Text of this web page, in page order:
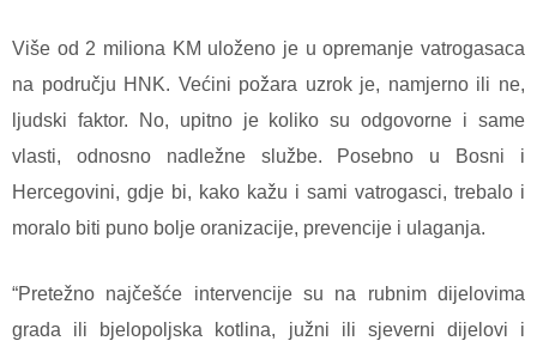
Više od 2 miliona KM uloženo je u opremanje vatrogasaca
na području HNK. Većini požara uzrok je, namjerno ili ne,
ljudski faktor. No, upitno je koliko su odgovorne i same
vlasti, odnosno nadležne službe. Posebno u Bosni i
Hercegovini, gdje bi, kako kažu i sami vatrogasci, trebalo i
moralo biti puno bolje oranizacije, prevencije i ulaganja.
“Pretežno najčešće intervencije su na rubnim dijelovima
grada ili bjelopoljska kotlina, južni ili sjeverni dijelovi i